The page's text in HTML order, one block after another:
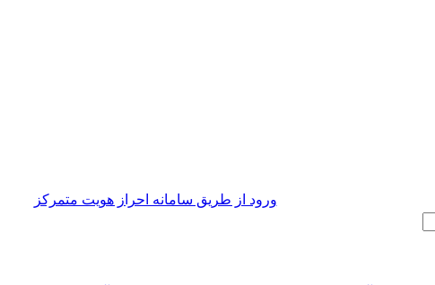
ورود از طريق سامانه احراز هويت متمركز